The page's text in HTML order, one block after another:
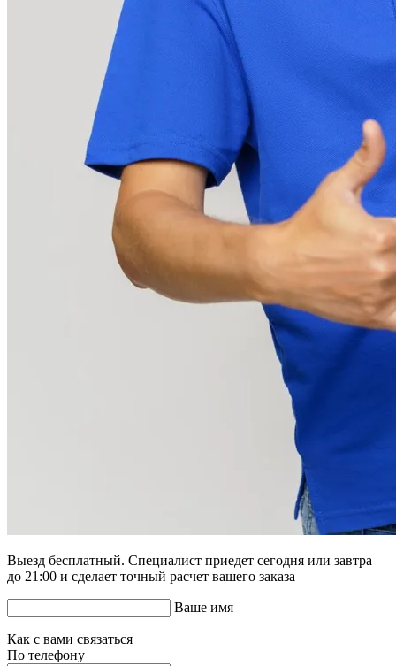
Выезд бесплатный. Специалист приедет сегодня или завтра
до 21:00 и сделает точный расчет вашего заказа
Ваше имя
Как с вами связаться
По телефону